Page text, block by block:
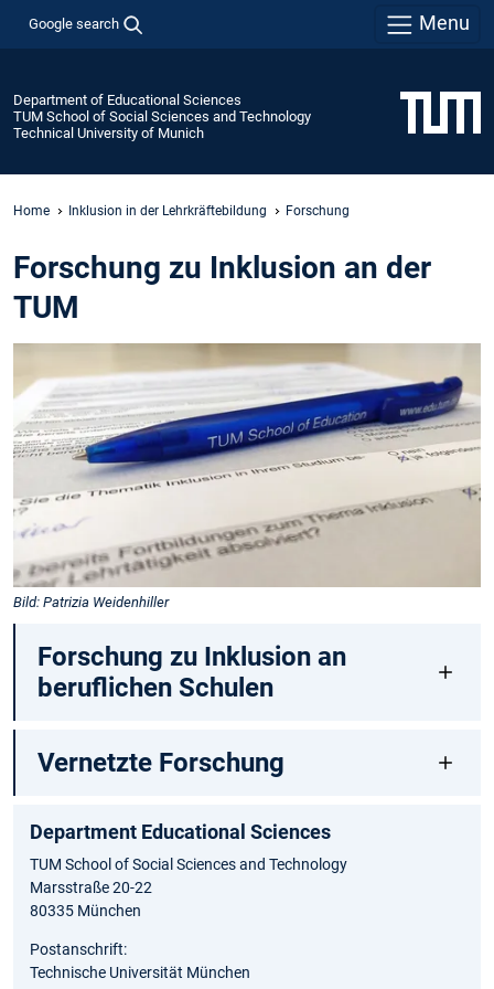
Google search Menu
Department of Educational Sciences
TUM School of Social Sciences and Technology
Technical University of Munich
Home Inklusion in der Lehrkräftebildung Forschung
Forschung zu Inklusion an der
TUM
Bild: Patrizia Weidenhiller
Forschung zu Inklusion an
beruflichen Schulen
Vernetzte Forschung
Department Educational Sciences
TUM School of Social Sciences and Technology
Marsstraße 20-22
80335 München
Postanschrift:
Technische Universität München